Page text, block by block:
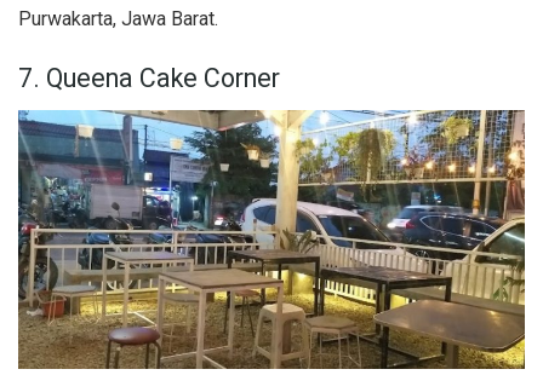
Purwakarta, Jawa Barat.
7. Queena Cake Corner